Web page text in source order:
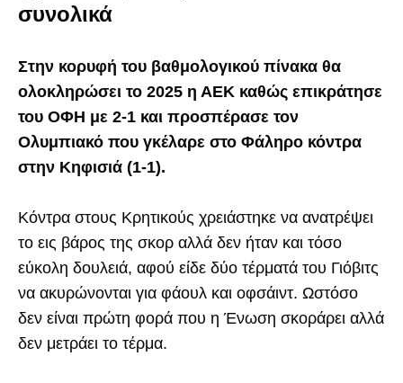
συνολικά
Στην κορυφή του βαθμολογικού πίνακα θα
ολοκληρώσει το 2025 η ΑΕΚ καθώς επικράτησε
του ΟΦΗ με 2-1 και προσπέρασε τον
Ολυμπιακό που γκέλαρε στο Φάληρο κόντρα
στην Κηφισιά (1-1).
Κόντρα στους Κρητικούς χρειάστηκε να ανατρέψει
το εις βάρος της σκορ αλλά δεν ήταν και τόσο
εύκολη δουλειά, αφού είδε δύο τέρματά του Γιόβιτς
να ακυρώνονται για φάουλ και οφσάιντ. Ωστόσο
δεν είναι πρώτη φορά που η Ένωση σκοράρει αλλά
δεν μετράει το τέρμα.